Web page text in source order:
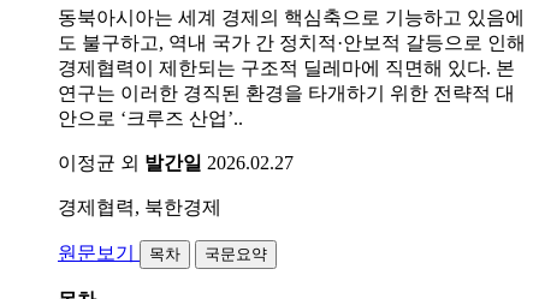
동북아시아는 세계 경제의 핵심축으로 기능하고 있음에
도 불구하고, 역내 국가 간 정치적·안보적 갈등으로 인해
경제협력이 제한되는 구조적 딜레마에 직면해 있다. 본
연구는 이러한 경직된 환경을 타개하기 위한 전략적 대
안으로 ‘크루즈 산업’..
이정균 외 발간일 2026.02.27
경제협력, 북한경제
원문보기 목차 국문요약